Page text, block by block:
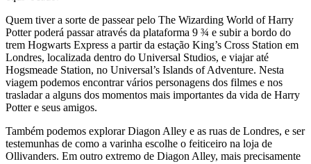
Quem tiver a sorte de passear pelo The Wizarding World of Harry
Potter poderá passar através da plataforma 9 ¾ e subir a bordo do
trem Hogwarts Express a partir da estação King’s Cross Station em
Londres, localizada dentro do Universal Studios, e viajar até
Hogsmeade Station, no Universal’s Islands of Adventure. Nesta
viagem podemos encontrar vários personagens dos filmes e nos
trasladar a alguns dos momentos mais importantes da vida de Harry
Potter e seus amigos.
Também podemos explorar Diagon Alley e as ruas de Londres, e ser
testemunhas de como a varinha escolhe o feiticeiro na loja de
Ollivanders. Em outro extremo de Diagon Alley, mais precisamente